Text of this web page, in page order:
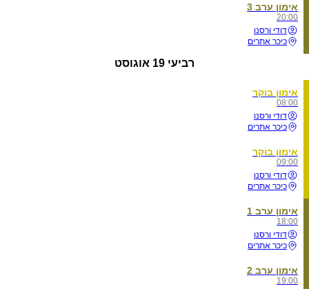
אימון ערב 3
20:00
דודי ורסנו
כיכר אתרים
רביעי 19 אוגוסט
אימון בוקר
08:00
דודי ורסנו
כיכר אתרים
אימון בוקר
09:00
דודי ורסנו
כיכר אתרים
אימון ערב 1
18:00
דודי ורסנו
כיכר אתרים
אימון ערב 2
19:00